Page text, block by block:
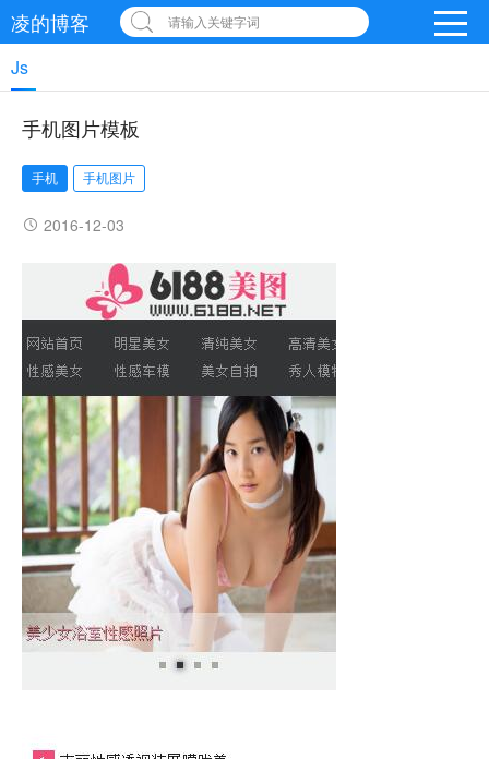
凌的博客 请输入关键字词
Js
手机图片模板
手机 手机图片
2016-12-03